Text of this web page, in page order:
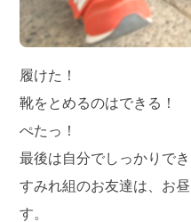
履けた！
靴をとめるのはできる！
ぺたっ！
最後は自分でしっかりでき
すみれ組のお友達は、お
す。